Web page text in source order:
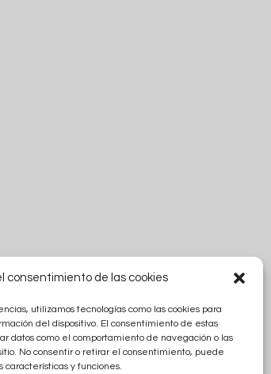
consentimiento de las cookies
utilizamos tecnologías como las cookies para
del dispositivo. El consentimiento de estas
datos como el comportamiento de navegación o las
No consentir o retirar el consentimiento, puede
y funciones.